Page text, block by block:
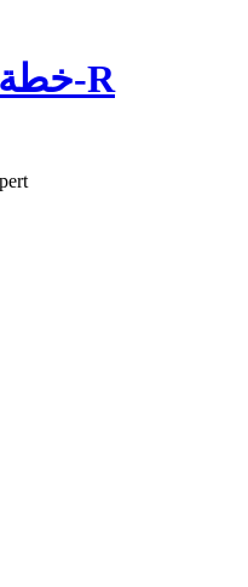
خطة البيت 340-004-R